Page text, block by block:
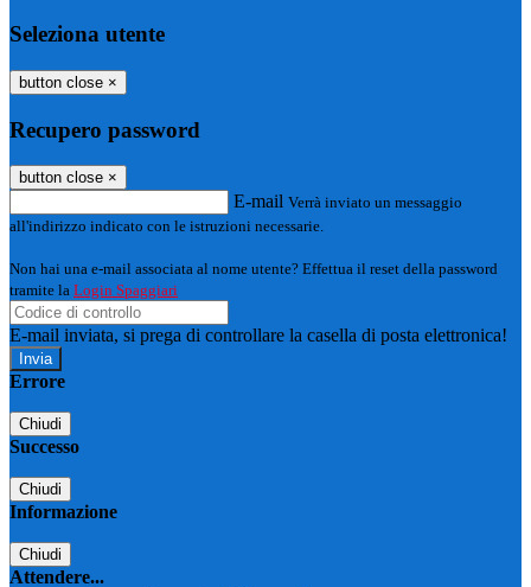
Seleziona utente
button close ×
Recupero password
button close ×
E-mail Verrà inviato un messaggio
all'indirizzo indicato con le istruzioni necessarie.
Non hai una e-mail associata al nome utente? Effettua il reset della password
tramite la Login Spaggiari
E-mail inviata, si prega di controllare la casella di posta elettronica!
Errore
Chiudi
Successo
Chiudi
Informazione
Chiudi
Attendere...